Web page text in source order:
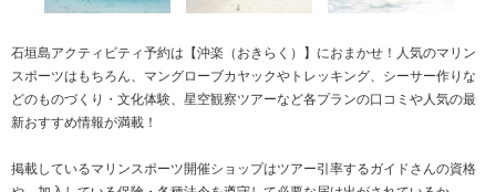
石垣島アクティビティ予約は【沖楽（おきらく）】におまかせ！人気のマリン
スポーツはもちろん、マングローブカヤックやトレッキング、シーサー作りな
どのものづくり・文化体験、星空観察ツアーなど各プランの口コミや人気の最
新おすすめ情報が満載！
掲載しているマリンスポーツ開催ショップはツアー引率するガイドさんの資格